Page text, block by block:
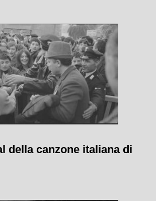
della canzone italiana di